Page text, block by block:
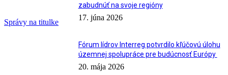
Správy na titulke
zabudnúť na svoje regióny
17. júna 2026
Fórum lídrov Interreg potvrdilo kľúčovú úlohu
územnej spolupráce pre budúcnosť Európy
20. mája 2026